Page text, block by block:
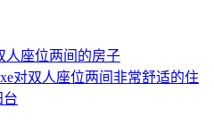
人座位两间的房子
对双人座位两间非常舒适的住
台